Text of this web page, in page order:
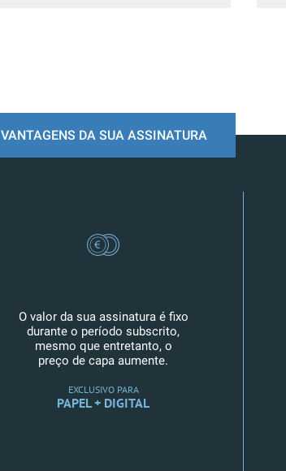
VANTAGENS DA SUA ASSINATURA
O valor da sua assinatura é fixo
durante o período subscrito,
mesmo que entretanto, o
preço de capa aumente.
EXCLUSIVO PARA
PAPEL + DIGITAL